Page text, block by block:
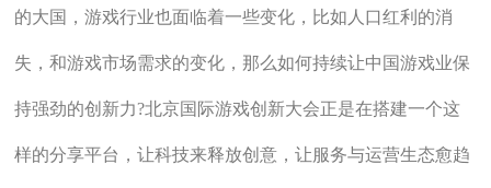
的大国，游戏行业也面临着一些变化，比如人口红利的消
失，和游戏市场需求的变化，那么如何持续让中国游戏业保
持强劲的创新力?北京国际游戏创新大会正是在搭建一个这
样的分享平台，让科技来释放创意，让服务与运营生态愈趋